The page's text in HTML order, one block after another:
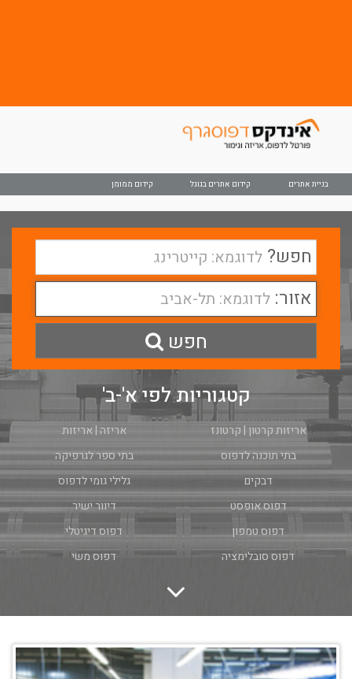
בניית אתרים קידום אתרים בגוגל קידום ממומן
חפש? לדוגמא: קייטרינג
אזור: לדוגמא: תל-אביב
חפש
קטגוריות לפי א'-ב'
אריזה | אריזות
אריזות קרטון | קרטונז
בתי ספר לגרפיקה
בתי תוכנה לדפוס
גלילי גומי לדפוס
דבקים
דיוור ישיר
דפוס אופסט
דפוס דיגיטלי
דפוס טמפון
דפוס משי
דפוס סובלימציה